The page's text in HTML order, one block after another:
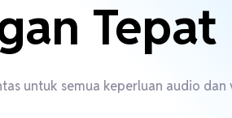
Tepat
untuk semua keperluan audio dan